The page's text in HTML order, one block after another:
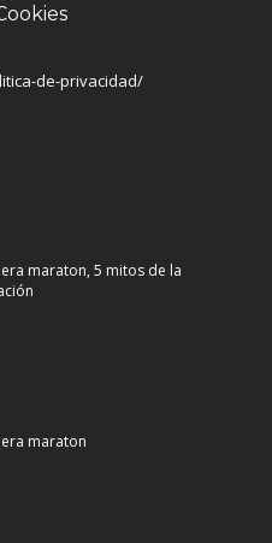
de-privacidad/
maraton, 5 mitos de la
maraton